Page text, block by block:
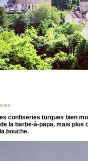
confiseries turques bien
la barbe-à-papa, mais plus
bouche.